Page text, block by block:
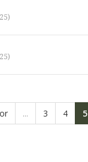
... 3 4 5